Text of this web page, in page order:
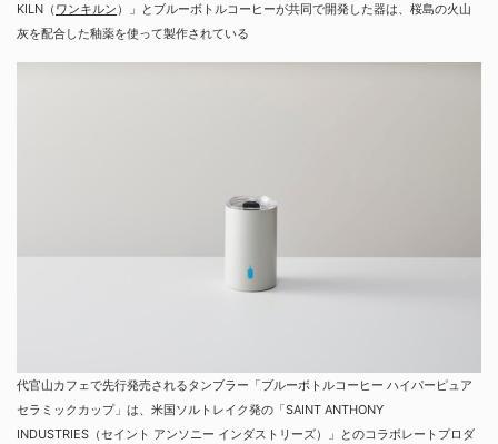
KILN（ ワンキルン ）」とブルーボトルコーヒーが共同で開発した器は、桜島の火山
灰を配合した釉薬を使って製作されている
代官山カフェで先行発売されるタンブラー「ブルーボトルコーヒー ハイパーピュア
セラミックカップ」は、米国ソルトレイク発の「SAINT ANTHONY
INDUSTRIES（セイント アンソニー インダストリーズ）」とのコラボレートプロダ